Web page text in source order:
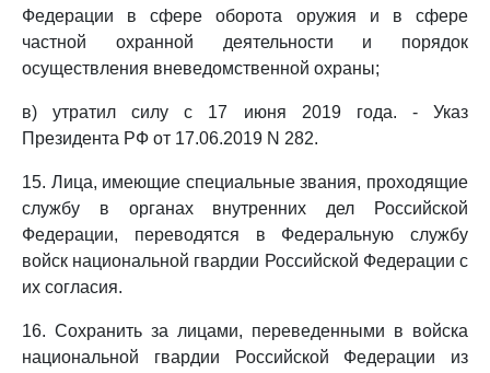
Федерации в сфере оборота оружия и в сфере
частной охранной деятельности и порядок
осуществления вневедомственной охраны;
в) утратил силу с 17 июня 2019 года. - Указ
Президента РФ от 17.06.2019 N 282.
15. Лица, имеющие специальные звания, проходящие
службу в органах внутренних дел Российской
Федерации, переводятся в Федеральную службу
войск национальной гвардии Российской Федерации с
их согласия.
16. Сохранить за лицами, переведенными в войска
национальной гвардии Российской Федерации из